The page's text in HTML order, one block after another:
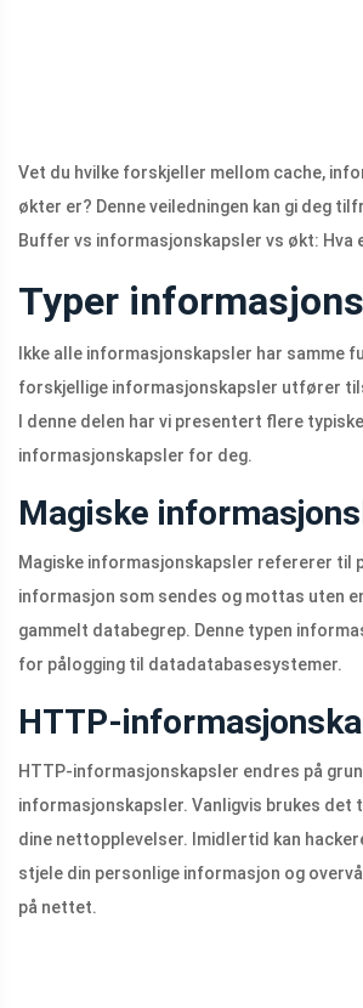
Vet du hvilke forskjeller mellom cache,
økter er? Denne veiledningen kan gi deg
Buffer vs informasjonskapsler vs økt: Hva
Typer
Ikke alle informasjonskapsler har samme
forskjellige informasjonskapsler utfører
I denne delen har vi presentert flere typiske
informasjonskapsler for deg.
Magiske
Magiske informasjonskapsler refererer til
informasjon som sendes og mottas uten
gammelt databegrep. Denne typen
for pålogging til datadatabasesystemer.
HTTP-
HTTP-informasjonskapsler endres på
informasjonskapsler. Vanligvis brukes det
dine nettopplevelser. Imidlertid kan
stjele din personlige informasjon og
på nettet.